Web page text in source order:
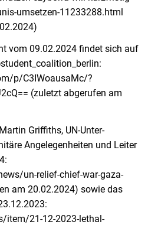
umsetzen-11233288.html
vom 09.02.2024 findet sich auf
p/C3IWoausaMc/?
(zuletzt abgerufen am
Griffiths, UN-Unter-
Angelegenheiten und Leiter
un-relief-chief-war-gaza-
am 20.02.2024) sowie das
item/21-12-2023-lethal-